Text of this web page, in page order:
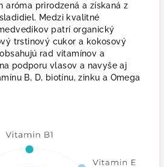
aróma prirodzená a získaná z
Medzi kvalitné
patrí organický
trstinový cukor a kokosový
rad vitamínov a
podporu vlasov a navyše aj
B, D, biotínu, zinku a Omega